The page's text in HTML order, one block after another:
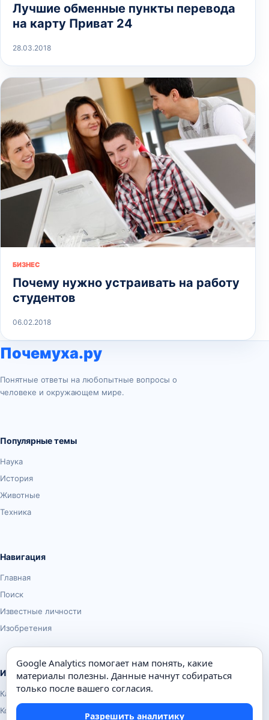
Лучшие обменные пункты перевода
на карту Приват 24
28.03.2018
БИЗНЕС
Почему нужно устраивать на работу
студентов
06.02.2018
Почемуха.ру
Понятные ответы на любопытные вопросы о
человеке и окружающем мире.
Популярные темы
Наука
История
Животные
Техника
Навигация
Главная
Поиск
Известные личности
Изобретения
Информация
Карта сайта
Контакты
Google Analytics помогает нам понять, какие
материалы полезны. Данные начнут собираться
только после вашего согласия.
Разрешить аналитику